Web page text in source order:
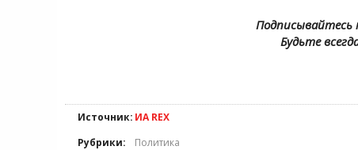
Подписывайтесь
Будьте
Источник: ИА REX
Рубрики:
Политика